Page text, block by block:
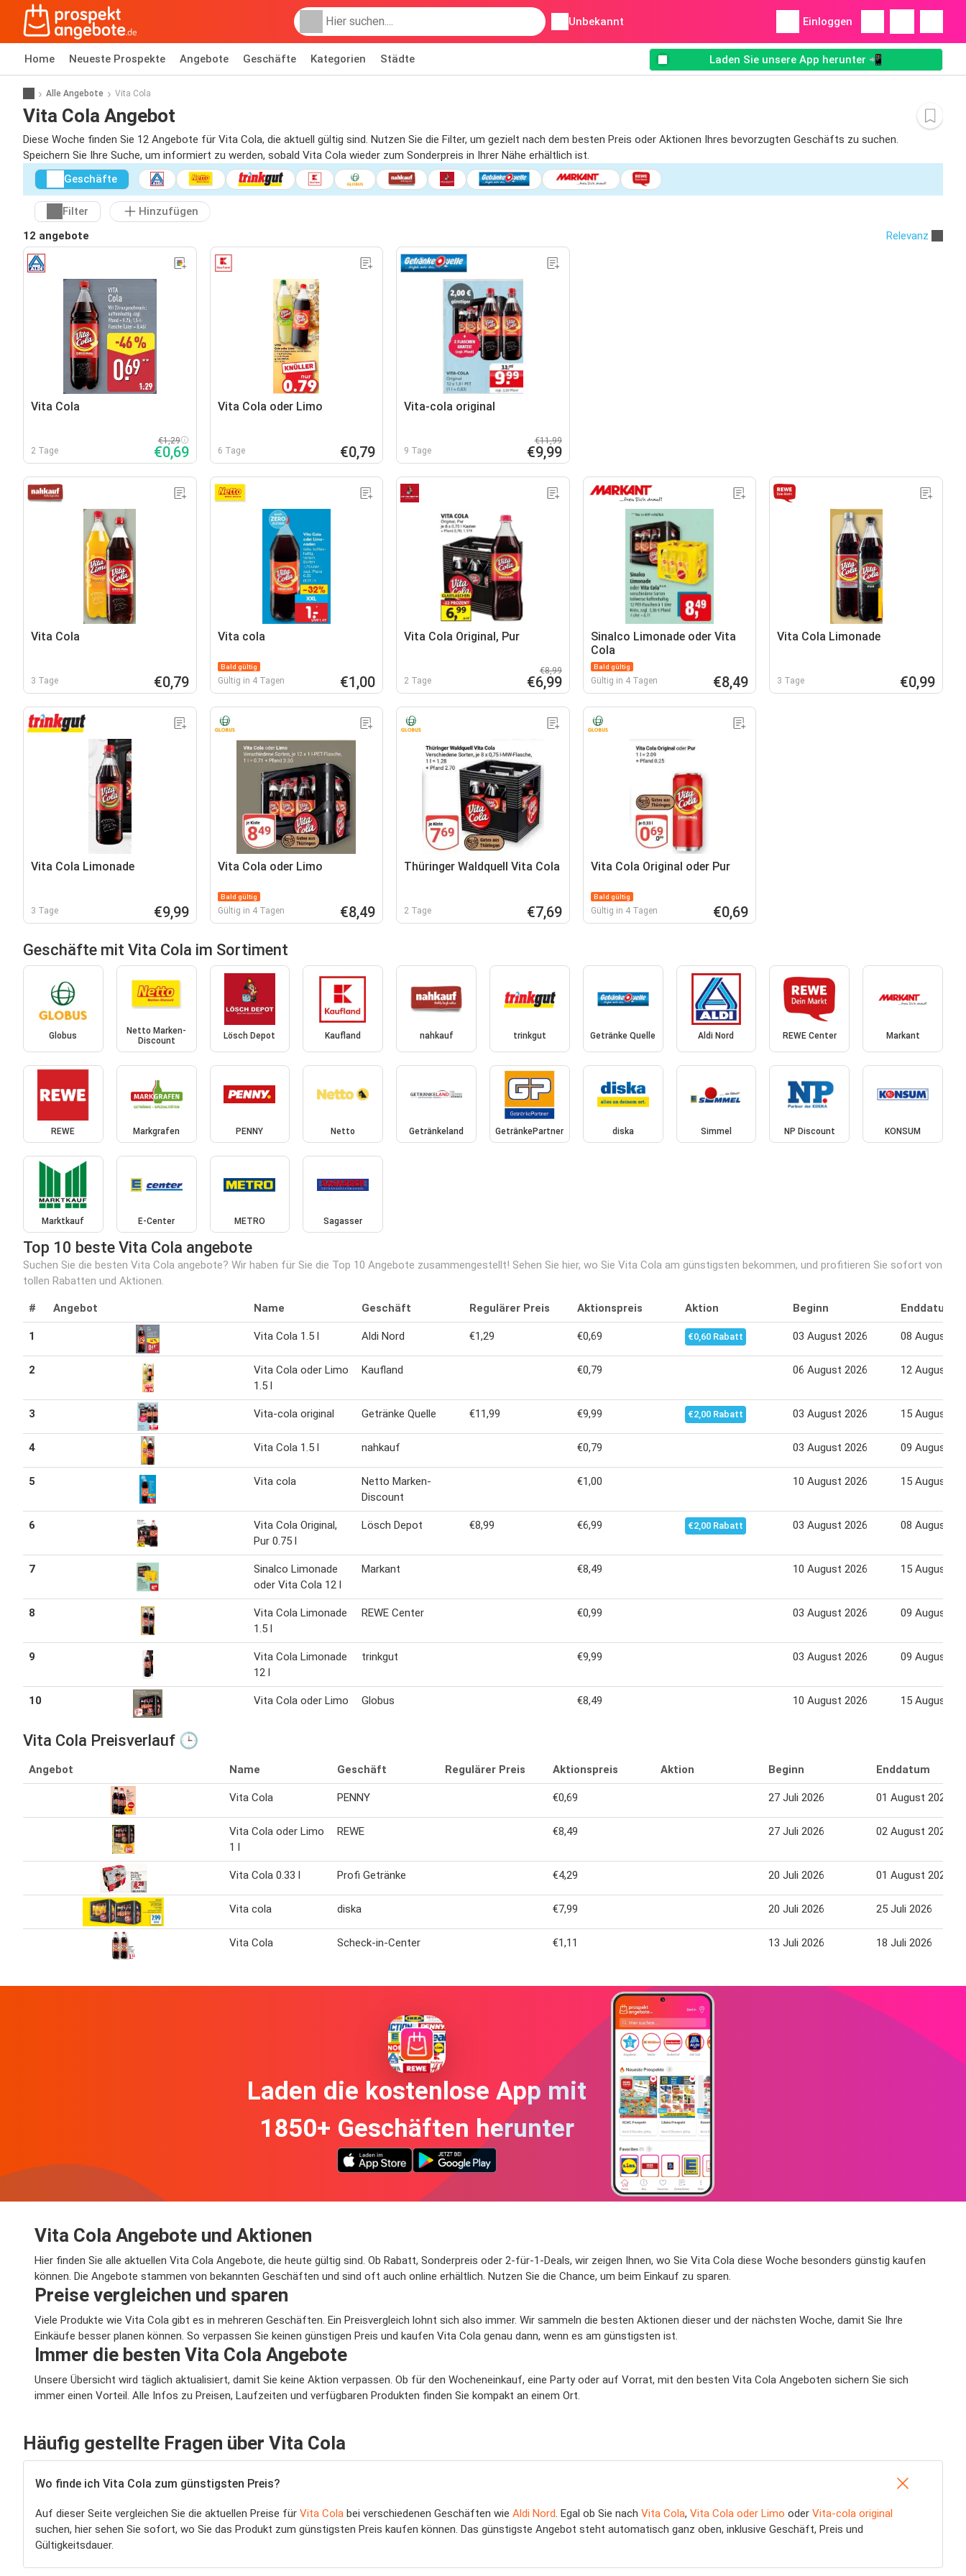
Unbekannt Einloggen
Home Neueste Prospekte Angebote Geschäfte Kategorien Städte Laden Sie unsere App herunter 📲
Alle Angebote Vita Cola
Vita Cola Angebot
Diese Woche finden Sie 12 Angebote für Vita Cola, die aktuell gültig sind. Nutzen Sie die Filter, um gezielt nach dem besten Preis oder Aktionen Ihres bevorzugten Geschäfts zu suchen.
Speichern Sie Ihre Suche, um informiert zu werden, sobald Vita Cola wieder zum Sonderpreis in Ihrer Nähe erhältlich ist.
Geschäfte
Filter
Hinzufügen
12 angebote
Relevanz
Vita Cola
2 Tage
€1,29
€0,69
Vita Cola oder Limo
6 Tage €0,79
Vita-cola original
9 Tage
€11,99
€9,99
Vita Cola
3 Tage €0,79
Vita cola
Bald gültig
Gültig in 4 Tagen €1,00
Vita Cola Original, Pur
2 Tage
€8,99
€6,99
Sinalco Limonade oder Vita
Cola
Bald gültig
Gültig in 4 Tagen €8,49
Vita Cola Limonade
3 Tage €0,99
Vita Cola Limonade
3 Tage €9,99
Vita Cola oder Limo
Bald gültig
Gültig in 4 Tagen €8,49
Thüringer Waldquell Vita Cola
2 Tage €7,69
Vita Cola Original oder Pur
Bald gültig
Gültig in 4 Tagen €0,69
Geschäfte mit Vita Cola im Sortiment
Globus
Netto Marken-
Discount
Lösch Depot Kaufland nahkauf trinkgut Getränke Quelle Aldi Nord REWE Center Markant
REWE Markgrafen PENNY Netto Getränkeland GetränkePartner diska Simmel NP Discount KONSUM
Marktkauf E-Center METRO Sagasser
Top 10 beste Vita Cola angebote
Suchen Sie die besten Vita Cola angebote? Wir haben für Sie die Top 10 Angebote zusammengestellt! Sehen Sie hier, wo Sie Vita Cola am günstigsten bekommen, und profitieren Sie sofort von
tollen Rabatten und Aktionen.
# Angebot Name Geschäft Regulärer Preis Aktionspreis Aktion Beginn Enddatum
1 Vita Cola 1.5 l Aldi Nord €1,29 €0,69 €0,60 Rabatt 03 August 2026 08 August
2
Vita Cola oder Limo
1.5 l
Kaufland €0,79 06 August 2026 12 August
3 Vita-cola original Getränke Quelle €11,99 €9,99 €2,00 Rabatt 03 August 2026 15 August
4 Vita Cola 1.5 l nahkauf €0,79 03 August 2026 09 August
5 Vita cola
Netto Marken-
Discount
€1,00 10 August 2026 15 August
6
Vita Cola Original,
Pur 0.75 l
Lösch Depot €8,99 €6,99 €2,00 Rabatt 03 August 2026 08 August
7
Sinalco Limonade
oder Vita Cola 12 l
Markant €8,49 10 August 2026 15 August
8
Vita Cola Limonade
1.5 l
REWE Center €0,99 03 August 2026 09 August
9
Vita Cola Limonade
12 l
trinkgut €9,99 03 August 2026 09 August
10 Vita Cola oder Limo Globus €8,49 10 August 2026 15 August
Vita Cola Preisverlauf 🕒
Angebot Name Geschäft Regulärer Preis Aktionspreis Aktion Beginn Enddatum
Vita Cola PENNY €0,69 27 Juli 2026 01 August 2026
Vita Cola oder Limo
1 l
REWE €8,49 27 Juli 2026 02 August 2026
Vita Cola 0.33 l Profi Getränke €4,29 20 Juli 2026 01 August 2026
Vita cola diska €7,99 20 Juli 2026 25 Juli 2026
Vita Cola Scheck-in-Center €1,11 13 Juli 2026 18 Juli 2026
Laden die kostenlose App mit
1850+ Geschäften herunter
Vita Cola Angebote und Aktionen
Hier finden Sie alle aktuellen Vita Cola Angebote, die heute gültig sind. Ob Rabatt, Sonderpreis oder 2-für-1-Deals, wir zeigen Ihnen, wo Sie Vita Cola diese Woche besonders günstig kaufen
können. Die Angebote stammen von bekannten Geschäften und sind oft auch online erhältlich. Nutzen Sie die Chance, um beim Einkauf zu sparen.
Preise vergleichen und sparen
Viele Produkte wie Vita Cola gibt es in mehreren Geschäften. Ein Preisvergleich lohnt sich also immer. Wir sammeln die besten Aktionen dieser und der nächsten Woche, damit Sie Ihre
Einkäufe besser planen können. So verpassen Sie keinen günstigen Preis und kaufen Vita Cola genau dann, wenn es am günstigsten ist.
Immer die besten Vita Cola Angebote
Unsere Übersicht wird täglich aktualisiert, damit Sie keine Aktion verpassen. Ob für den Wocheneinkauf, eine Party oder auf Vorrat, mit den besten Vita Cola Angeboten sichern Sie sich
immer einen Vorteil. Alle Infos zu Preisen, Laufzeiten und verfügbaren Produkten finden Sie kompakt an einem Ort.
Häufig gestellte Fragen über Vita Cola
Wo finde ich Vita Cola zum günstigsten Preis?
Auf dieser Seite vergleichen Sie die aktuellen Preise für Vita Cola bei verschiedenen Geschäften wie Aldi Nord. Egal ob Sie nach Vita Cola, Vita Cola oder Limo oder Vita-cola original
suchen, hier sehen Sie sofort, wo Sie das Produkt zum günstigsten Preis kaufen können. Das günstigste Angebot steht automatisch ganz oben, inklusive Geschäft, Preis und
Gültigkeitsdauer.